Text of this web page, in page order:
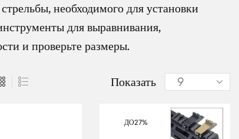
необходимого для установки
для выравнивания,
и проверьте размеры.
Показать
ДО27%